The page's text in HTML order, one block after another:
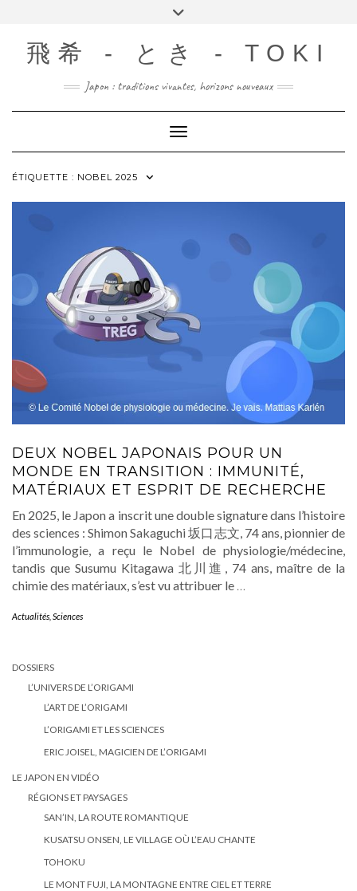
content飛希 - とき - TOKI
Japon : traditions vivantes, horizons nouveaux
Toggle Navigation
ÉTIQUETTE : NOBEL 2025
DEUX NOBEL JAPONAIS POUR UN
MONDE EN TRANSITION : IMMUNITÉ,
MATÉRIAUX ET ESPRIT DE RECHERCHE
En 2025, le Japon a inscrit une double signature dans l’histoire
des sciences : Shimon Sakaguchi 坂口志文, 74 ans, pionnier de
l’immunologie, a reçu le Nobel de physiologie/médecine,
tandis que Susumu Kitagawa 北川進, 74 ans, maître de la
chimie des matériaux, s’est vu attribuer le
Actualités Sciences
DOSSIERS
L’UNIVERS DE L’ORIGAMI
L’ART DE L’ORIGAMI
L’ORIGAMI ET LES SCIENCES
ERIC JOISEL, MAGICIEN DE L’ORIGAMI
LE JAPON EN VIDÉO
RÉGIONS ET PAYSAGES
SAN’IN, LA ROUTE ROMANTIQUE
KUSATSU ONSEN, LE VILLAGE OÙ L’EAU CHANTE
TOHOKU
LE MONT FUJI, LA MONTAGNE ENTRE CIEL ET TERRE